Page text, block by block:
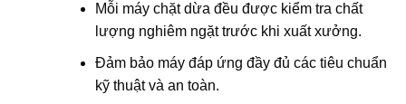
Mỗi máy chặt dừa đều được kiểm tra chất
lượng nghiêm ngặt trước khi xuất xưởng.
Đảm bảo máy đáp ứng đầy đủ các tiêu chuẩn
kỹ thuật và an toàn.